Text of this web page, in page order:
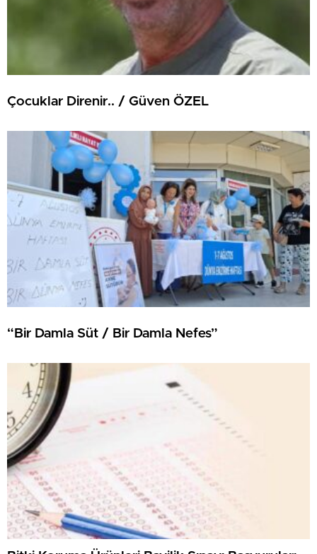
Çocuklar Direnir.. / Güven ÖZEL
“Bir Damla Süt / Bir Damla Nefes”